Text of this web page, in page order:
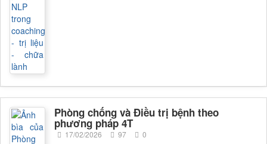
Phòng chống và Điều trị bệnh theo
phương pháp 4T
17/02/2026 97 0